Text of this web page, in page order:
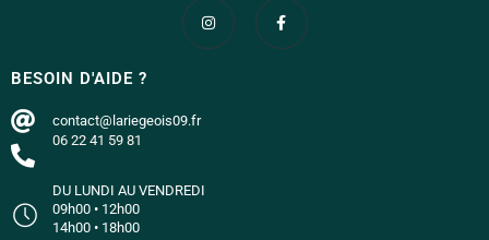
BESOIN D'AIDE ?
contact@lariegeois09.fr
06 22 41 59 81
DU LUNDI AU VENDREDI
09h00 • 12h00
14h00 • 18h00